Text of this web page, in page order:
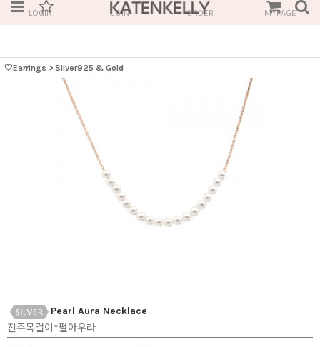
LOGIN JOIN ORDER MYPAGE
🤍Earrings > Silver925 & Gold
Pearl Aura Necklace
진주목걸이*펄아우라